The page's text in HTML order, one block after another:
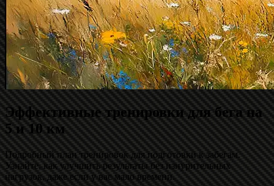
Эффективные тренировки для бега на
5 и 10 км
Подробный план тренировок для подготовки к забегам.
Узнайте, как улучшить результаты без изнурительных
нагрузок, даже если у вас мало времени.